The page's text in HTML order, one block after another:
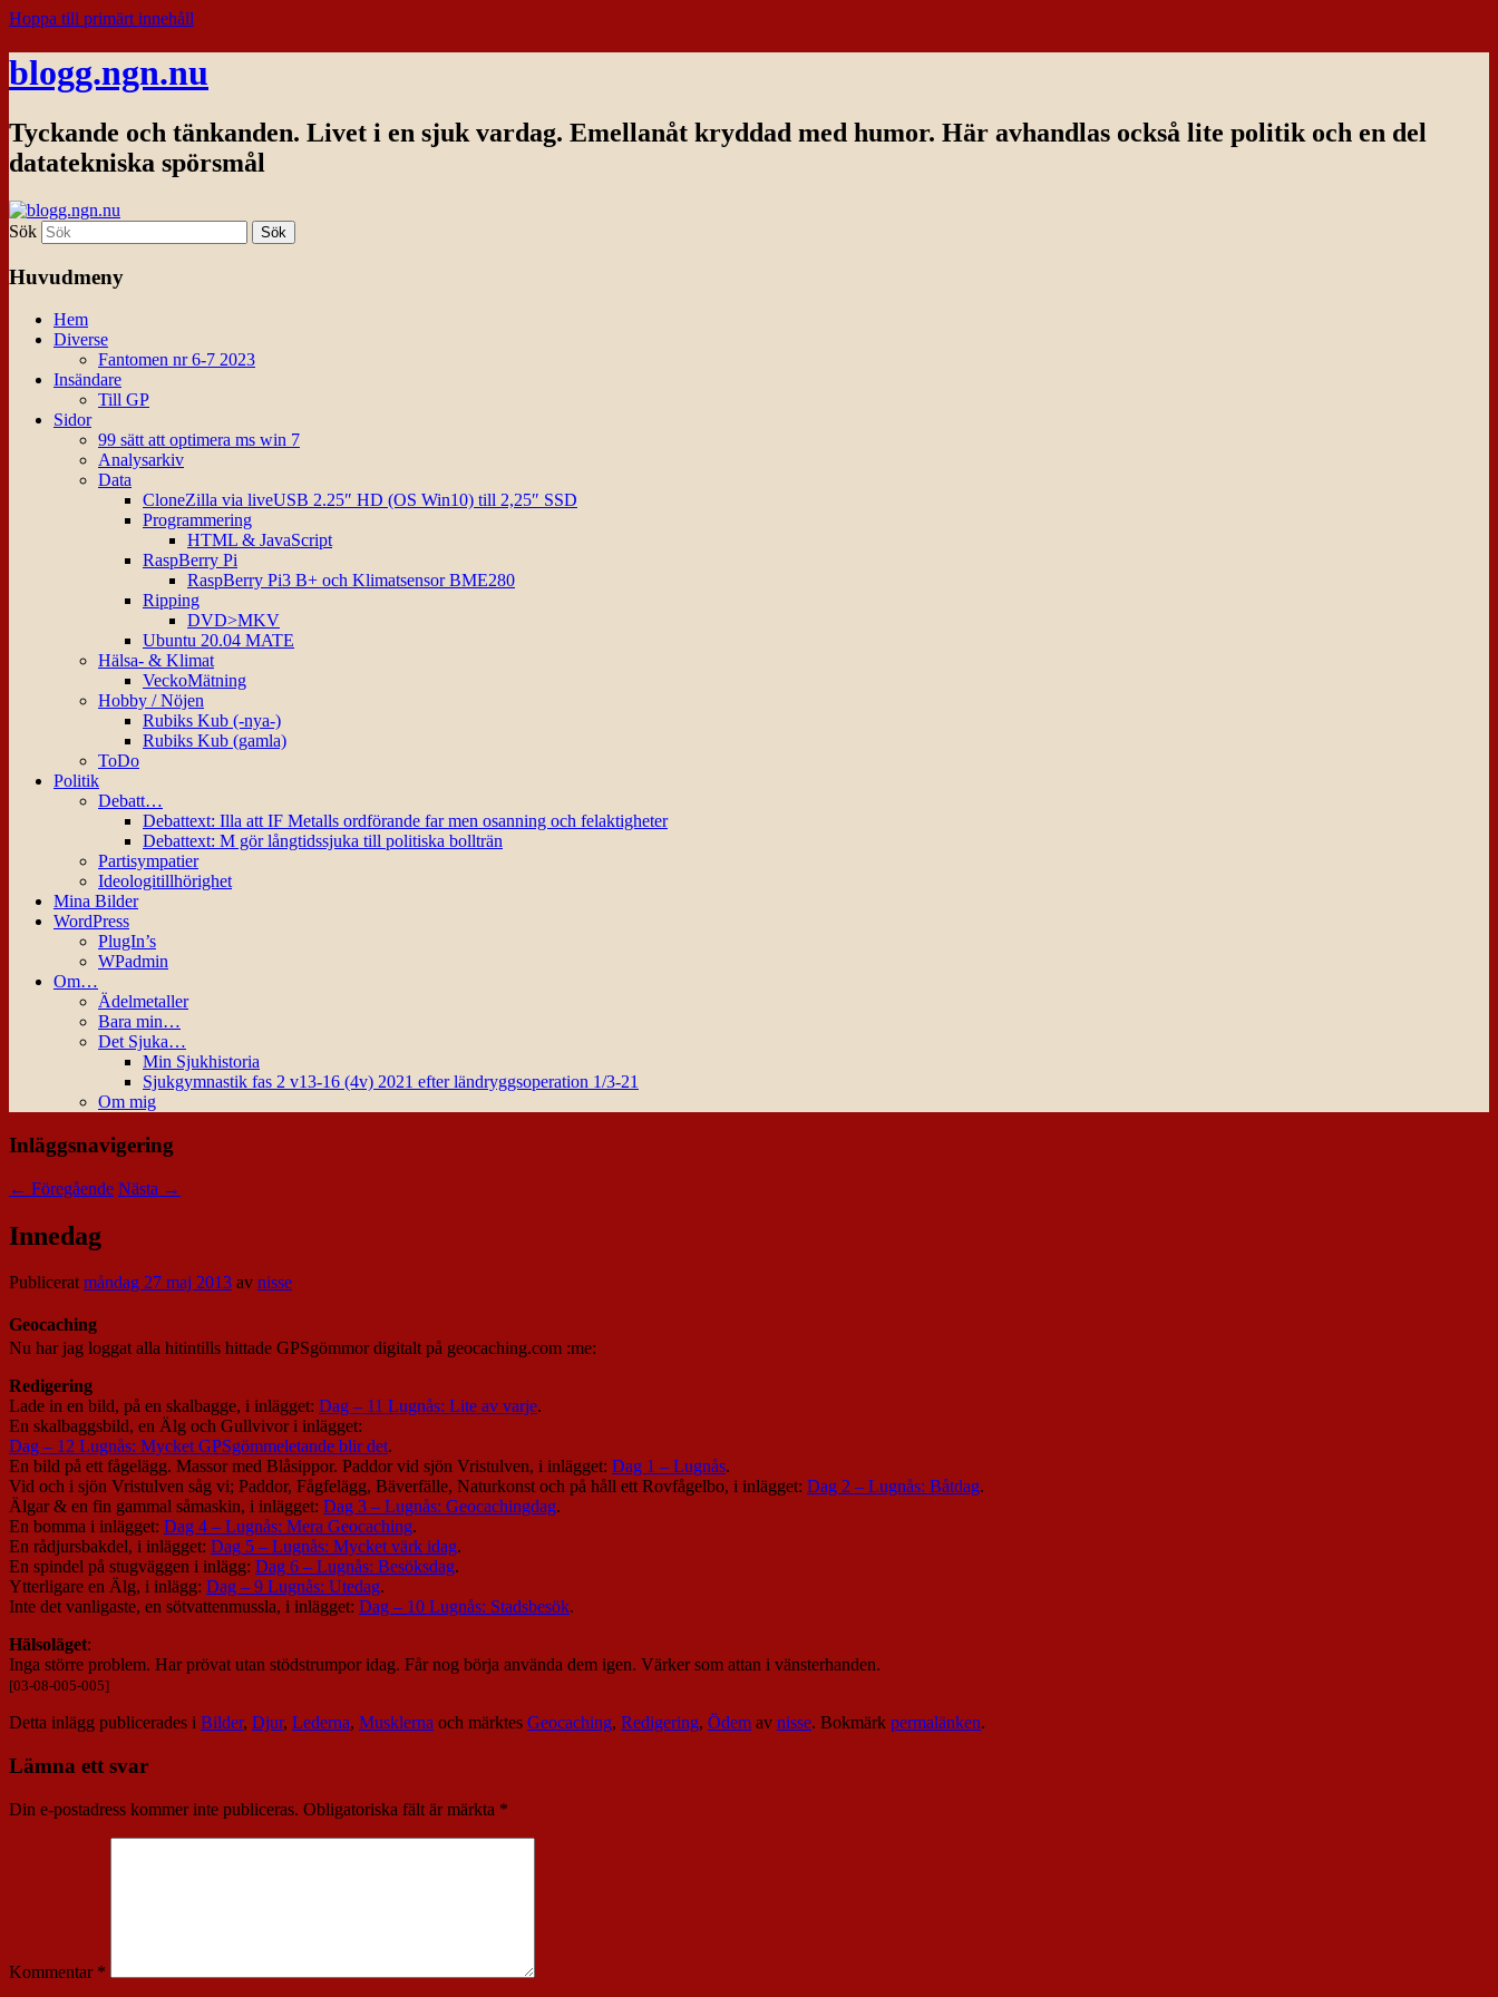
Hoppa till primärt innehåll
blogg.ngn.nu
Tyckande och tänkanden. Livet i en sjuk vardag. Emellanåt kryddad med humor. Här avhandlas också lite politik och en del
datatekniska spörsmål
Sök
Huvudmeny
Hem
Diverse
Fantomen nr 6-7 2023
Insändare
Till GP
Sidor
99 sätt att optimera ms win 7
Analysarkiv
Data
CloneZilla via liveUSB 2.25″ HD (OS Win10) till 2,25″ SSD
Programmering
HTML & JavaScript
RaspBerry Pi
RaspBerry Pi3 B+ och Klimatsensor BME280
Ripping
DVD>MKV
Ubuntu 20.04 MATE
Hälsa- & Klimat
VeckoMätning
Hobby / Nöjen
Rubiks Kub (-nya-)
Rubiks Kub (gamla)
ToDo
Politik
Debatt…
Debattext: Illa att IF Metalls ordförande far men osanning och felaktigheter
Debattext: M gör långtidssjuka till politiska bollträn
Partisympatier
Ideologitillhörighet
Mina Bilder
WordPress
PlugIn’s
WPadmin
Om…
Ädelmetaller
Bara min…
Det Sjuka…
Min Sjukhistoria
Sjukgymnastik fas 2 v13-16 (4v) 2021 efter ländryggsoperation 1/3-21
Om mig
Inläggsnavigering
← Föregående Nästa →
Innedag
Publiceratmåndag 27 maj 2013 av nisse
Geocaching
Nu har jag loggat alla hitintills hittade GPSgömmor digitalt på geocaching.com :me:
Redigering
Lade in en bild, på en skalbagge, i inlägget: Dag – 11 Lugnås: Lite av varje.
En skalbaggsbild, en Älg och Gullvivor i inlägget:
Dag – 12 Lugnås: Mycket GPSgömmeletande blir det.
En bild på ett fågelägg. Massor med Blåsippor. Paddor vid sjön Vristulven, i inlägget: Dag 1 – Lugnås.
Vid och i sjön Vristulven såg vi; Paddor, Fågfelägg, Bäverfälle, Naturkonst och på håll ett Rovfågelbo, i inlägget: Dag 2 – Lugnås: Båtdag.
Älgar & en fin gammal såmaskin, i inlägget: Dag 3 – Lugnås: Geocachingdag.
En bomma i inlägget: Dag 4 – Lugnås: Mera Geocaching.
En rådjursbakdel, i inlägget: Dag 5 – Lugnås: Mycket värk idag.
En spindel på stugväggen i inlägg: Dag 6 – Lugnås: Besöksdag.
Ytterligare en Älg, i inlägg: Dag – 9 Lugnås: Utedag.
Inte det vanligaste, en sötvattenmussla, i inlägget: Dag – 10 Lugnås: Stadsbesök.
Hälsoläget:
Inga större problem. Har prövat utan stödstrumpor idag. Får nog börja använda dem igen. Värker som attan i vänsterhanden.
[03-08-005-005]
Detta inlägg publicerades i Bilder, Djur, Lederna, Musklerna och märktes Geocaching, Redigering, Ödem av nisse. Bokmärk permalänken.
Lämna ett svar
Din e-postadress kommer inte publiceras. Obligatoriska fält är märkta *
Kommentar *